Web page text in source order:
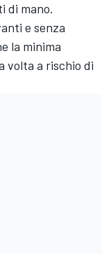
di mano.
e senza
la minima
volta a rischio di